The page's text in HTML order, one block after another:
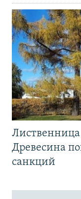
Древесина
санкций